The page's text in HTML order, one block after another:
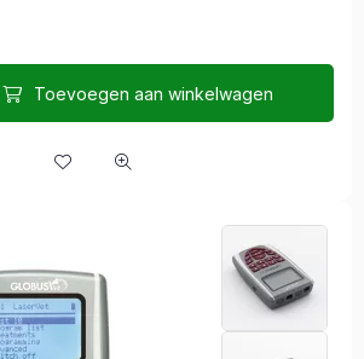
Toevoegen aan winkelwagen